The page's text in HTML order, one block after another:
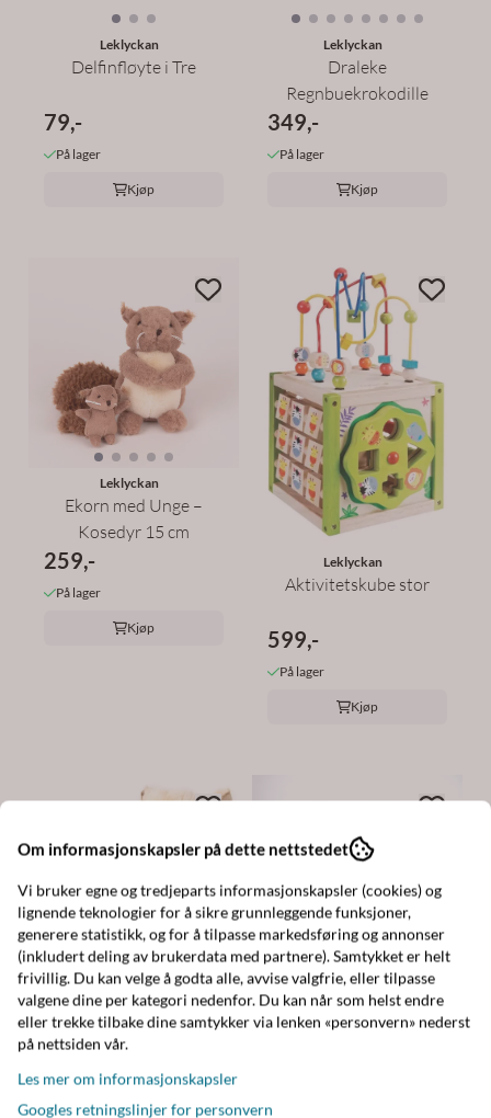
Leklyckan
Delfinfløyte i Tre
79,-
På lager
Kjøp
Leklyckan
Draleke
Regnbuekrokodille
349,-
På lager
Kjøp
Leklyckan
Ekorn med Unge –
Kosedyr 15 cm
259,-
På lager
Kjøp
Leklyckan
Aktivitetskube stor
599,-
På lager
Kjøp
Leklyckan
Alpakka Kosedyr 23 cm
Leklyckan
Marcel Bjørn –
Gavesett med Koseklut
& ...
599,-
Om informasjonskapsler på dette nettstedet
Vi bruker egne og tredjeparts informasjonskapsler (cookies) og
lignende teknologier for å sikre grunnleggende funksjoner,
generere statistikk, og for å tilpasse markedsføring og annonser
(inkludert deling av brukerdata med partnere). Samtykket er helt
frivillig. Du kan velge å godta alle, avvise valgfrie, eller tilpasse
valgene dine per kategori nedenfor. Du kan når som helst endre
eller trekke tilbake dine samtykker via lenken «personvern» nederst
på nettsiden vår.
Les mer om informasjonskapsler
Googles retningslinjer for personvern